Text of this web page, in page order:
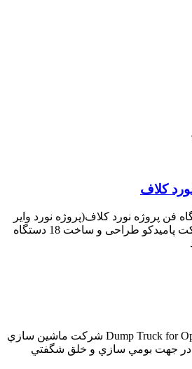
ساخت 18 دستگاه فن پروژه نورد كلاف(پروژه نورد واير
فولادی آلياژی ايران)- شركت پاميدكو طراحی و ساخت 18 دستگاه
Dump Truck for Open Pit mines Dump Truck شركت ماشين سازي
در جهت بومي سازي و خلق شگفتي